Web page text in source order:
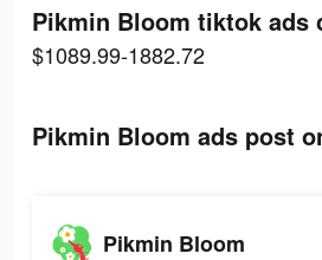
Pikmin Bloom tiktok ads
$1089.99-1882.72
Pikmin Bloom ads post
Pikmin Bloom